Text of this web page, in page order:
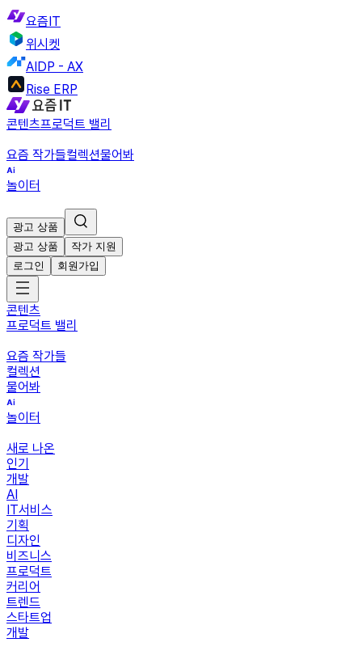
요즘IT
위시켓
AIDP - AX
Rise ERP
콘텐츠프로덕트 밸리
요즘 작가들컬렉션물어봐
놀이터
광고 상품
광고 상품
작가 지원
로그인
회원가입
콘텐츠
프로덕트 밸리
요즘 작가들
컬렉션
물어봐
놀이터
새로 나온
인기
개발
AI
IT서비스
기획
디자인
비즈니스
프로덕트
커리어
트렌드
스타트업
개발